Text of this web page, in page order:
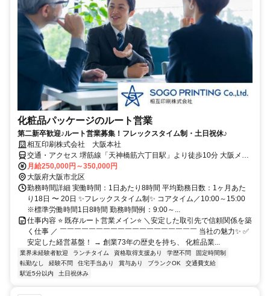
化粧品パッケージのルート営業
第二新卒歓迎♪ルート営業募集！フレックスタイム制・土日祝休♪
相互印刷株式会社 大阪本社
交通・アクセス 堺筋線「天神橋筋六丁目駅」より徒歩10分 大阪メト
ロ御堂筋線「中津駅」より徒歩12分
月給250,000円～350,000円
大阪府大阪市北区
勤務時間詳細 実働時間：1日あたり8時間 平均勤務日数：1ヶ月あた
り18日 〜 20日 ✨フレックスタイム制✨ コアタイム／10:00～15:00
※標準労働時間1日8時間 勤務時間例：9:00～...
仕事内容 ⭐ 既存ルート営業メイン⭐ ＼安定した取引先で信頼関係を築
く仕事 ／ ￣￣￣￣￣￣￣￣￣￣￣￣￣￣￣￣￣￣￣ 当社の魅力✨ ✅
安定した経営基盤！ → 創業73年の歴史を持ち、 化粧品業...
業界未経験者歓迎 ランチタイム 資格取得支援あり 学歴不問
固定時間制
転勤なし
経験不問 住宅手当あり 賞与あり ブランクOK
交通費支給
駅近5分以内
土日祝休み